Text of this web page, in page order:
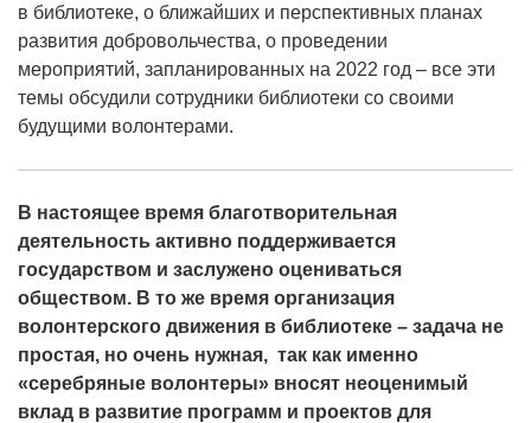
в библиотеке, о ближайших и перспективных планах
развития добровольчества, о проведении
мероприятий, запланированных на 2022 год – все эти
темы обсудили сотрудники библиотеки со своими
будущими волонтерами.
В настоящее время благотворительная
деятельность активно поддерживается
государством и заслужено оцениваться
обществом. В то же время организация
волонтерского движения в библиотеке – задача не
простая, но очень нужная, так как именно
«серебряные волонтеры» вносят неоценимый
вклад в развитие программ и проектов для